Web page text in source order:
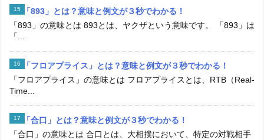
「893」とは？意味と例文が３秒でわかる！
「893」の意味とは 893とは、ヤクザという意味です。 「893」は
「...
「フロアプライス」とは？意味と例文が３秒でわかる！
「フロアプライス」の意味とは フロアプライスとは、RTB（Real-
Time...
「合口」とは？意味と例文が３秒でわかる！
「合口」の意味とは 合口とは、大相撲において、特定の対戦相手